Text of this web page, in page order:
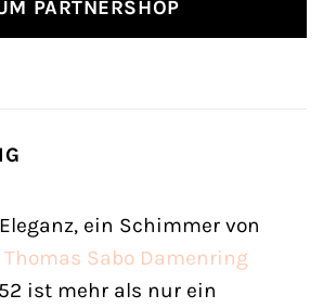
PARTNERSHOP
ein Schimmer von
Thomas Sabo Damenring
52 ist mehr als nur ein